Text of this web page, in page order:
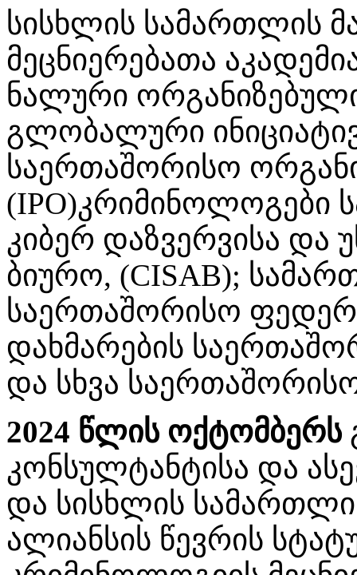
სისხლის სამართლის
მეცნიერებათა
ნალური
გლობალური
საერთაშორისო
(IPO)კრიმინოლოგები
კიბერ დაზვერვისა და
ბიურო, (CISAB);
საერთაშორისო
დახმარების
და სხვა
2024 წლის ოქტომბერს
კონსულტანტისა და
და სისხლის
ალიანსის წევრის